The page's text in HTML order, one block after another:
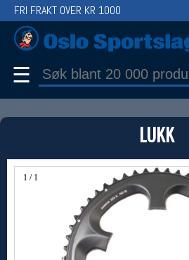
LUKK
1 / 1
FRI FRAKT OVER KR 1000
☰
PRODUKT
Produkter (1)
Bruk filter til å